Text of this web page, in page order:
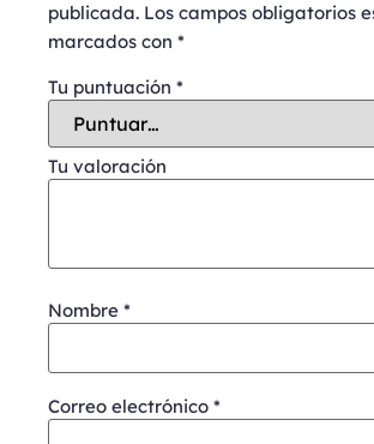
publicada. Los campos obligatorios
marcados con *
Tu puntuación *
Tu valoración
Nombre *
Correo electrónico *